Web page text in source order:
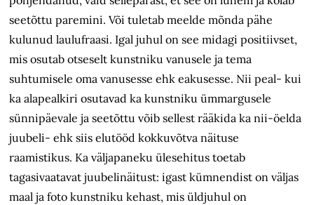
seetõttu paremini. Või tuletab meelde mõnda pähe
kulunud laulufraasi. Igal juhul on see midagi positiivset,
mis osutab otseselt kunstniku vanusele ja tema
suhtumisele oma vanusesse ehk eakusesse. Nii peal- kui
ka alapealkiri osutavad ka kunstniku ümmargusele
sünnipäevale ja seetõttu võib sellest rääkida ka nii-öelda
juubeli- ehk siis elutööd kokkuvõtva näituse
raamistikus. Ka väljapaneku ülesehitus toetab
tagasivaatavat juubelinäitust: igast kümnendist on väljas
maal ja foto kunstniku kehast, mis üldjuhul on